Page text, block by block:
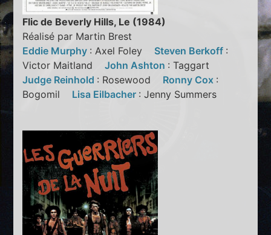
Flic de Beverly Hills, Le (1984)
Réalisé par Martin Brest
Eddie Murphy : Axel Foley Steven Berkoff :
Victor MaitlandJohn Ashton : Taggart
Judge Reinhold : Rosewood Ronny Cox :
Bogomil Lisa Eilbacher : Jenny Summers